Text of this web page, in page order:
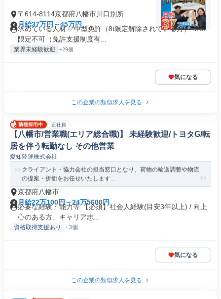
〒614-8114京都府八幡市川口別所
月給37万円～45万円
求めている人材 ✅中型免許（8t限定解除されている方） ※8t
限定不可（免許支援制度有...
業界未経験歓迎 +29個
気になる
この企業の類似求人を見る
正社員
【八幡市/営業職(エリア総合職)】 未経験歓迎/トヨタG/転
居を伴う転勤なし その他営業
愛知陸運株式会社
クライアント・協力会社の担当窓口となり、荷物の輸送調整や物流
の提案・折衝をお任せいたします...
京都府八幡市
月給22万100円～24万5600円
必要な経験・能力等 【必須】社会人経験(目安3年以上) / 向上
心のある方、キャリア志...
資格取得支援あり +3個
気になる
この企業の類似求人を見る